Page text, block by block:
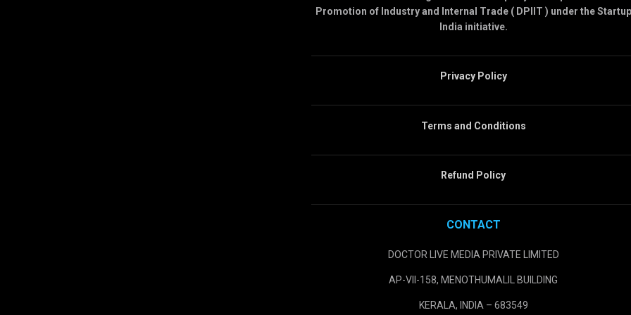
Promotion of Industry and Internal Trade ( DPIIT ) under the Startup
India initiative.
Privacy Policy
Terms and Conditions
Refund Policy
CONTACT
DOCTOR LIVE MEDIA PRIVATE LIMITED
AP-VII-158, MENOTHUMALIL BUILDING
KERALA, INDIA – 683549